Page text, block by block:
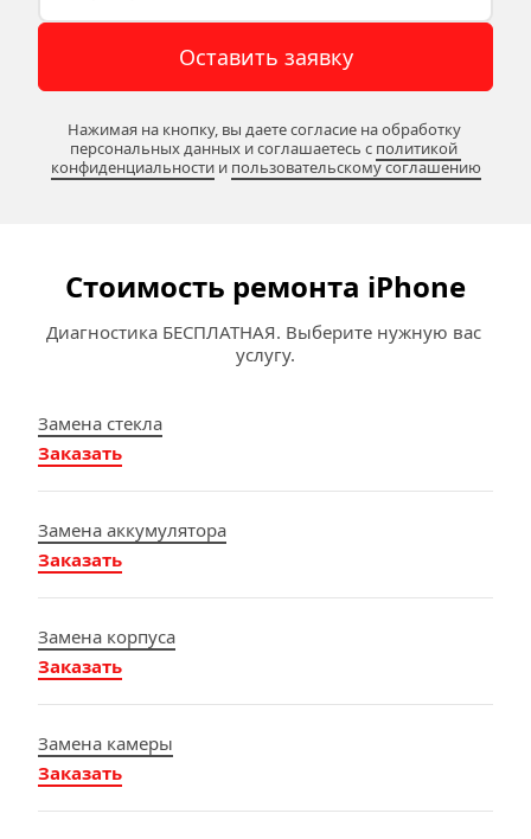
Оставить заявку
Нажимая на кнопку, вы даете согласие на обработку
персональных данных и соглашаетесь c политикой
конфиденциальности и пользовательскому соглашению
Стоимость ремонта iPhone
Диагностика БЕСПЛАТНАЯ. Выберите нужную вас
услугу.
Замена стекла
Заказать
Замена аккумулятора
Заказать
Замена корпуса
Заказать
Замена камеры
Заказать